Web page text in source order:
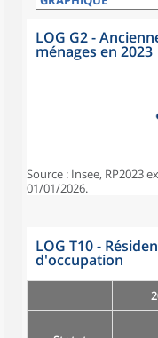
LOG G2 -
ménages en 2023
Source : Insee, RP2023
01/01/2026.
LOG T10 -
d'occupation